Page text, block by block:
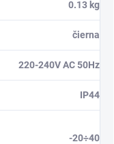
0.13 kg
čierna
220-240V AC 50Hz
IP44
-20÷40